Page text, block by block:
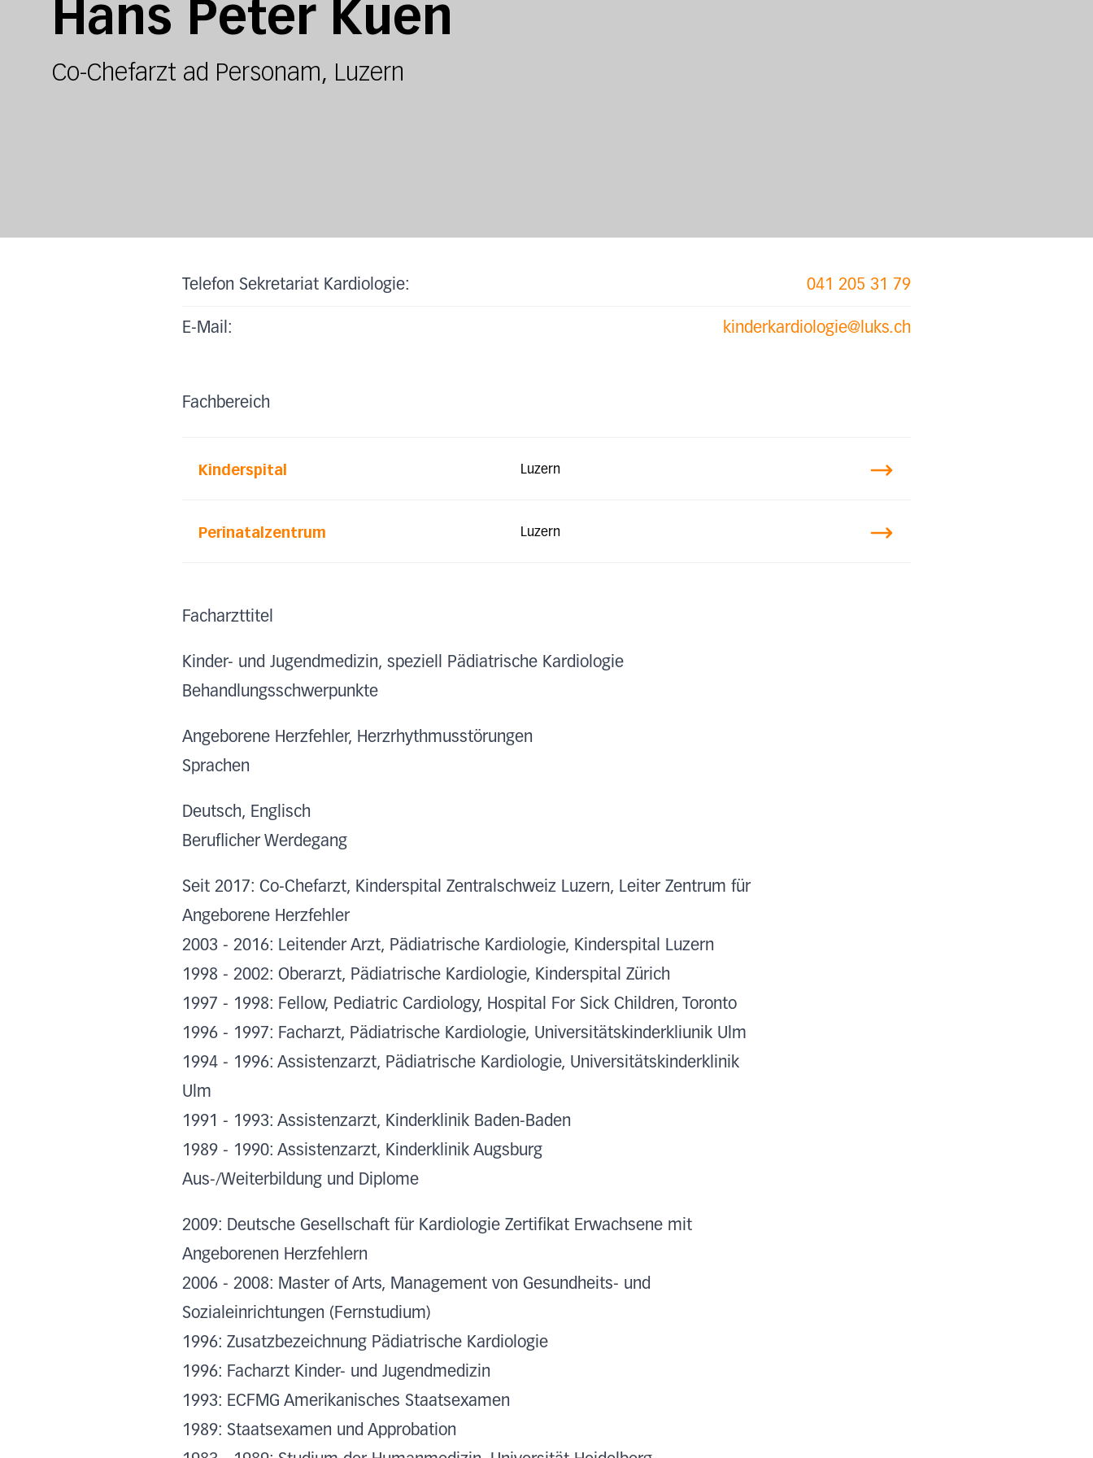
Hans Peter Kuen
Co-Chefarzt ad Personam, Luzern
Telefon Sekretariat Kardiologie: 041 205 31 79
E-Mail: kinderkardiologie@luks.ch
Fachbereich
Kinderspital Luzern
Perinatalzentrum Luzern
Facharzttitel
Kinder- und Jugendmedizin, speziell Pädiatrische Kardiologie
Behandlungsschwerpunkte
Angeborene Herzfehler, Herzrhythmusstörungen
Sprachen
Deutsch, Englisch
Beruflicher Werdegang
Seit 2017: Co-Chefarzt, Kinderspital Zentralschweiz Luzern, Leiter Zentrum für
Angeborene Herzfehler
2003 - 2016: Leitender Arzt, Pädiatrische Kardiologie, Kinderspital Luzern
1998 - 2002: Oberarzt, Pädiatrische Kardiologie, Kinderspital Zürich
1997 - 1998: Fellow, Pediatric Cardiology, Hospital For Sick Children, Toronto
1996 - 1997: Facharzt, Pädiatrische Kardiologie, Universitätskinderkliunik Ulm
1994 - 1996: Assistenzarzt, Pädiatrische Kardiologie, Universitätskinderklinik
Ulm
1991 - 1993: Assistenzarzt, Kinderklinik Baden-Baden
1989 - 1990: Assistenzarzt, Kinderklinik Augsburg
Aus-/Weiterbildung und Diplome
2009: Deutsche Gesellschaft für Kardiologie Zertifikat Erwachsene mit
Angeborenen Herzfehlern
2006 - 2008: Master of Arts, Management von Gesundheits- und
Sozialeinrichtungen (Fernstudium)
1996: Zusatzbezeichnung Pädiatrische Kardiologie
1996: Facharzt Kinder- und Jugendmedizin
1993: ECFMG Amerikanisches Staatsexamen
1989: Staatsexamen und Approbation